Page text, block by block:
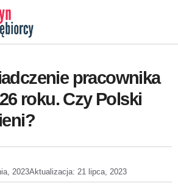
pracownika
roku. Czy Polski
2023Aktualizacja: 21 lipca, 2023